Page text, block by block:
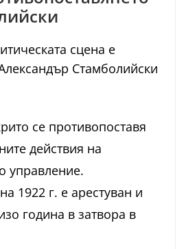
сцена е
Стамболийски
се противопоставя
действия на
управление.
1922 г. е арестуван и
година в затвора в